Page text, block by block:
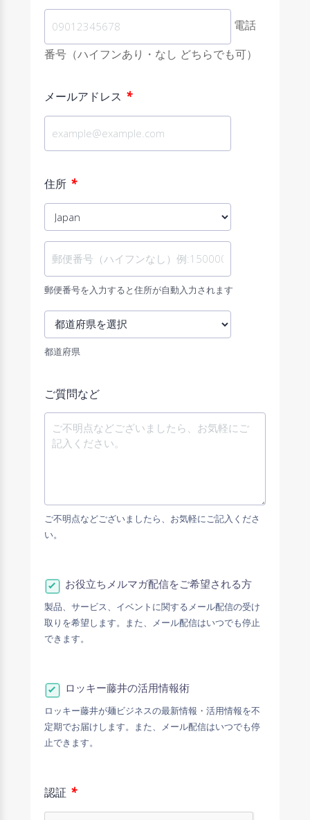
電話
番号（ハイフンあり・なし どちらでも可）
メールアドレス *
住所 *
郵便番号を入力すると住所が自動入力されます
都道府県
ご質問など
ご不明点などございましたら、お気軽にご記入くださ
い。
お役立ちメルマガ配信をご希望される方
製品、サービス、イベントに関するメール配信の受け
取りを希望します。また、メール配信はいつでも停止
できます。
ロッキー藤井の活用情報術
ロッキー藤井が麺ビジネスの最新情報・活用情報を不
定期でお届けします。また、メール配信はいつでも停
止できます。
認証 *